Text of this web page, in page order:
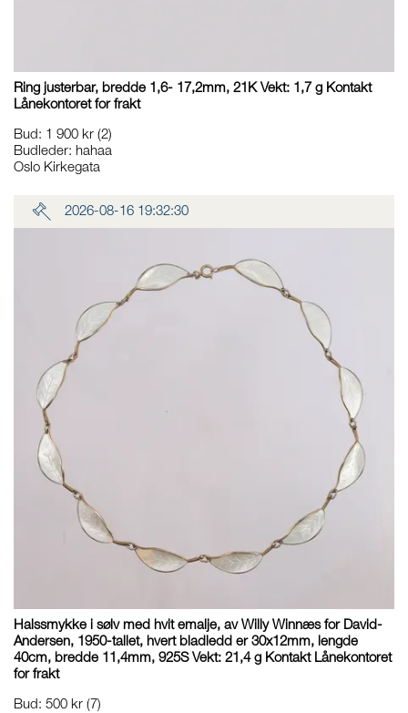
Ring justerbar, bredde 1,6- 17,2mm, 21K Vekt: 1,7 g Kontakt
Lånekontoret for frakt
Bud: 1 900 kr (2)
Budleder: hahaa
Oslo Kirkegata
2026-08-16 19:32:30
Halssmykke i sølv med hvit emalje, av Willy Winnæs for David-
Andersen, 1950-tallet, hvert bladledd er 30x12mm, lengde
40cm, bredde 11,4mm, 925S Vekt: 21,4 g Kontakt Lånekontoret
for frakt
Bud: 500 kr (7)